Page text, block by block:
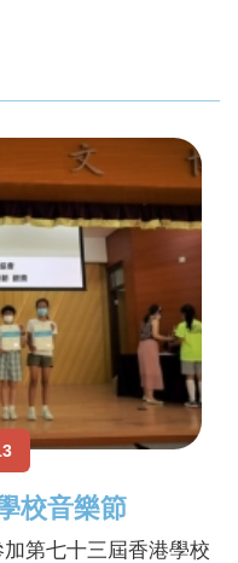
校音樂節
第七十三屆香港學校